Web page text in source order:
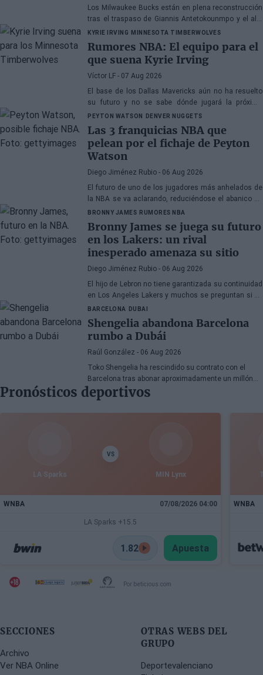
Los Milwaukee Bucks están en plena reconstrucción
tras el traspaso de Giannis Antetokounmpo y el ala-
pívot podría ser el siguiente
KYRIE IRVING MINNESOTA TIMBERWOLVES
Rumores NBA: El equipo para el
que suena Kyrie Irving
Víctor LF - 07 Aug 2026
El base de los Dallas Mavericks aún no ha resuelto
su futuro y no se sabe dónde jugará la próxima
temporada
PEYTON WATSON DENVER NUGGETS
Las 3 franquicias NBA que
pelean por el fichaje de Peyton
Watson
Diego Jiménez Rubio - 06 Aug 2026
El futuro de uno de los jugadores más anhelados de
la NBA se va aclarando, reduciéndose el abanico de
franquicias candidatas a tres.
BRONNY JAMES RUMORES NBA
Bronny James se juega su futuro
en los Lakers: un rival
inesperado amenaza su sitio
Diego Jiménez Rubio - 06 Aug 2026
El hijo de Lebron no tiene garantizada su continuidad
en Los Angeles Lakers y muchos se preguntan si ha
hecho méritos para seguir en la NBA.
BARCELONA DUBAI
Shengelia abandona Barcelona
rumbo a Dubái
Raúl González - 06 Aug 2026
Toko Shengelia ha rescindido su contrato con el
Barcelona tras abonar aproximadamente un millón
de euros y se ha comprometido con el Dubái para la
temporada 2026-27. El alero georgiano completó una
única campaña azulgrana en la que disputó 78
Pronósticos deportivos
LA Sparks
VS
MIN Lynx
WNBA 07/08/2026 04:00
LA Sparks +15.5
1.82 Apuesta
WNBA
Por beticious.com
SECCIONES
Archivo
Ver NBA Online
OTRAS WEBS DEL
GRUPO
Deportevalenciano